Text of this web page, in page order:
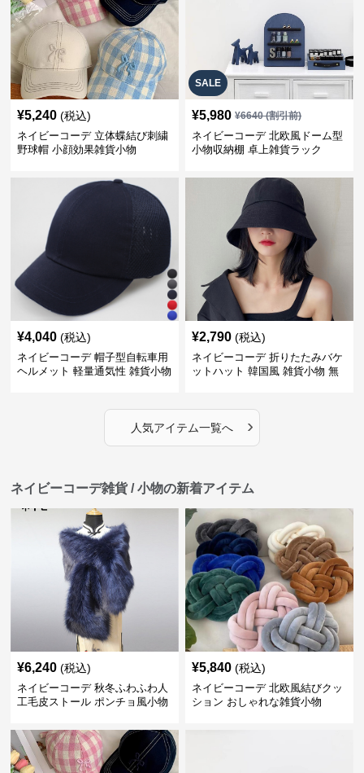
¥5,240 (税込)
ネイビーコーデ 立体蝶結び刺繍
野球帽 小顔効果雑貨小物
SALE
¥5,980 ¥6640(割引前)
ネイビーコーデ 北欧風ドーム型
小物収納棚 卓上雑貨ラック
¥4,040 (税込)
ネイビーコーデ 帽子型自転車用
ヘルメット 軽量通気性 雑貨小物
¥2,790 (税込)
ネイビーコーデ 折りたたみバケ
ットハット 韓国風 雑貨小物 無
人気アイテム一覧へ ›
ネイビーコーデ雑貨 / 小物の新着アイテム
¥6,240 (税込)
ネイビーコーデ 秋冬ふわふわ人
工毛皮ストール ポンチョ風小物
¥5,840 (税込)
ネイビーコーデ 北欧風結びクッ
ション おしゃれな雑貨小物